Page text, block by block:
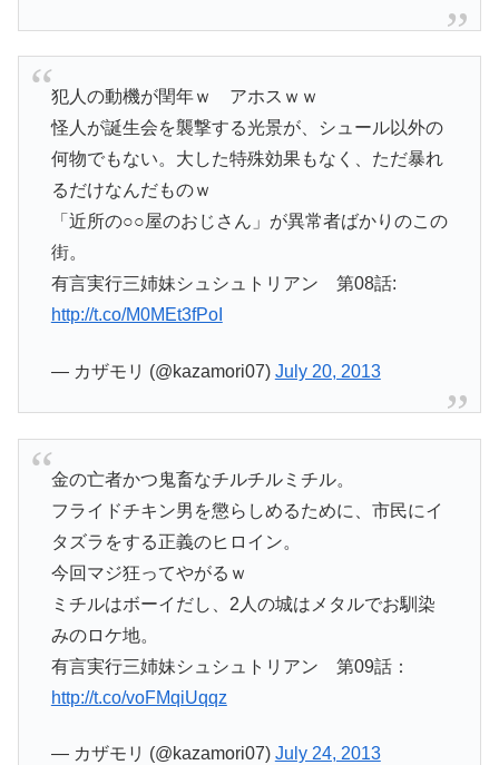
犯人の動機が閏年ｗ アホスｗｗ
怪人が誕生会を襲撃する光景が、シュール以外の
何物でもない。大した特殊効果もなく、ただ暴れ
るだけなんだものｗ
「近所の○○屋のおじさん」が異常者ばかりのこの
街。
有言実行三姉妹シュシュトリアン 第08話:
http://t.co/M0MEt3fPoI
— カザモリ (@kazamori07) July 20, 2013
金の亡者かつ鬼畜なチルチルミチル。
フライドチキン男を懲らしめるために、市民にイ
タズラをする正義のヒロイン。
今回マジ狂ってやがるｗ
ミチルはボーイだし、2人の城はメタルでお馴染
みのロケ地。
有言実行三姉妹シュシュトリアン 第09話：
http://t.co/voFMqiUqqz
— カザモリ (@kazamori07) July 24, 2013